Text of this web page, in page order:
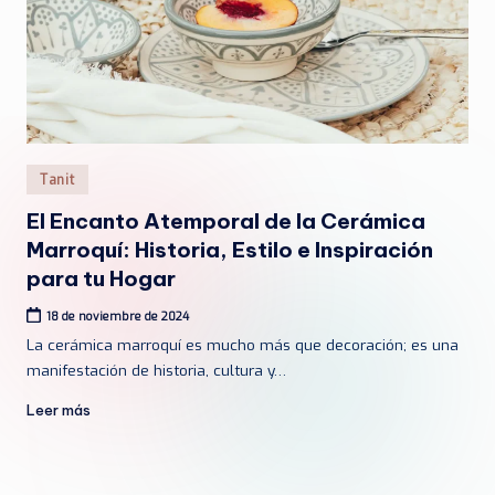
Publicado
en
Tanit
El Encanto Atemporal de la Cerámica
Marroquí: Historia, Estilo e Inspiración
para tu Hogar
18 de noviembre de 2024
La cerámica marroquí es mucho más que decoración; es una
manifestación de historia, cultura y…
Leer más